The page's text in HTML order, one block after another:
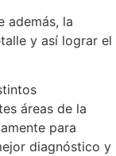
además, la
y así lograr el
áreas de la
para
diagnóstico y